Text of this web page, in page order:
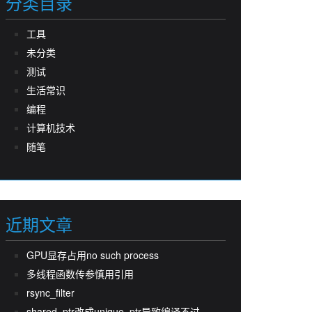
工具
未分类
测试
生活常识
编程
计算机技术
随笔
近期文章
GPU显存占用no such process
多线程函数传参慎用引用
rsync_filter